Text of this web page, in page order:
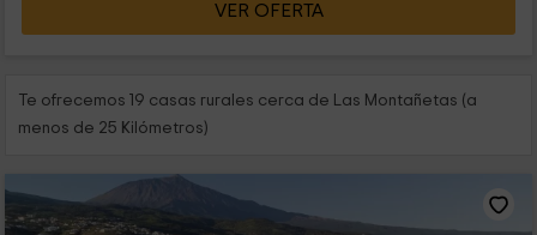
VER OFERTA
Te ofrecemos 19 casas rurales cerca de Las Montañetas (a
menos de 25 Kilómetros)